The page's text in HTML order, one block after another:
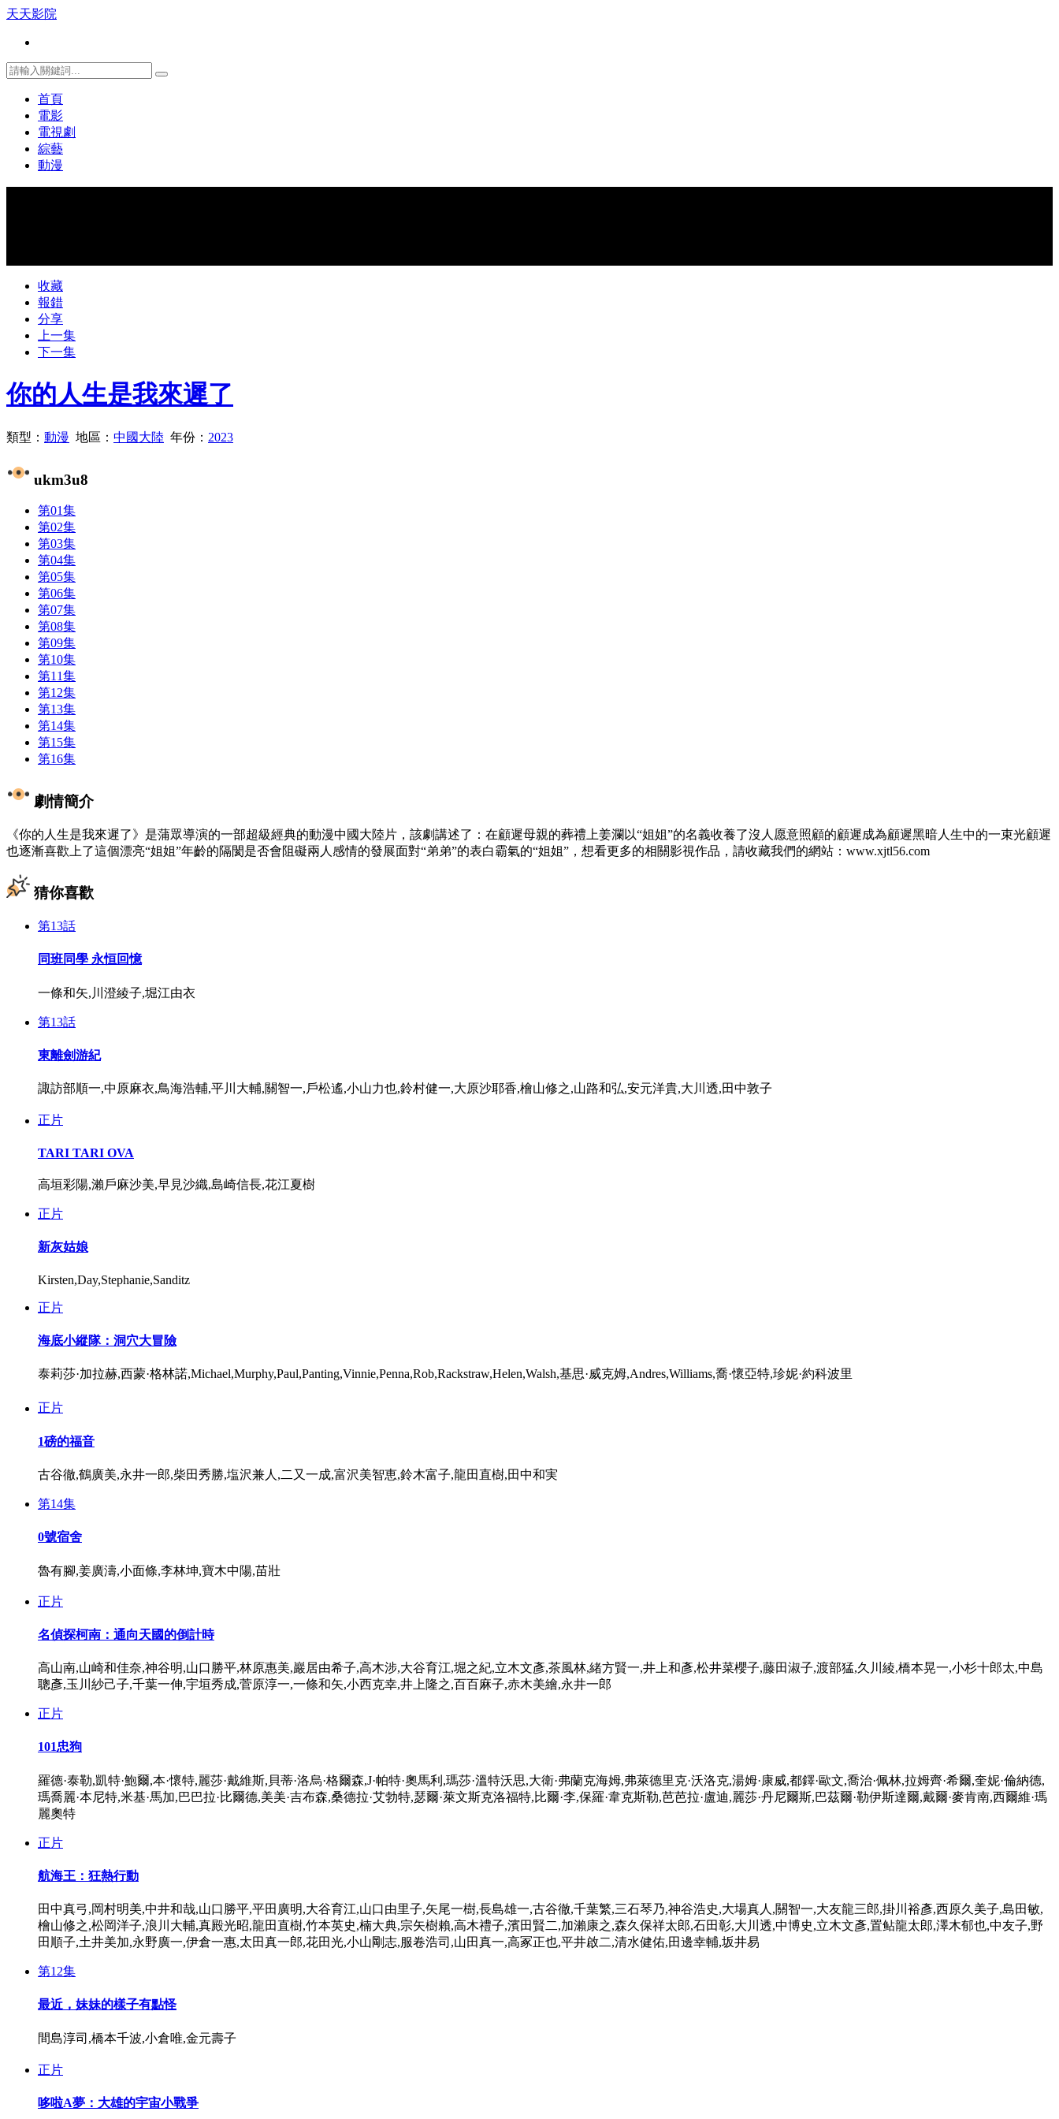
天天影院
首頁
電影
電視劇
綜藝
動漫
收藏
報錯
分享
上一集
下一集
你的人生是我來遲了
類型： 動漫 地區： 中國大陸 年份： 2023
ukm3u8
第01集
第02集
第03集
第04集
第05集
第06集
第07集
第08集
第09集
第10集
第11集
第12集
第13集
第14集
第15集
第16集
劇情簡介
《你的人生是我來遲了》是蒲眾導演的一部超級經典的動漫中國大陸片，該劇講述了：在顧遲母親的葬禮上姜瀾以“姐姐”的名義收養了沒人愿意照顧的顧遲成為顧遲黑暗人生中的一束光顧遲
也逐漸喜歡上了這個漂亮“姐姐”年齡的隔閡是否會阻礙兩人感情的發展面對“弟弟”的表白霸氣的“姐姐”，想看更多的相關影視作品，請收藏我們的網站：www.xjtl56.com
猜你喜歡
第13話
同班同學 永恒回憶
一條和矢,川澄綾子,堀江由衣
第13話
東離劍游紀
諏訪部順一,中原麻衣,鳥海浩輔,平川大輔,關智一,戶松遙,小山力也,鈴村健一,大原沙耶香,檜山修之,山路和弘,安元洋貴,大川透,田中敦子
正片
TARI TARI OVA
高垣彩陽,瀨戶麻沙美,早見沙織,島崎信長,花江夏樹
正片
新灰姑娘
Kirsten,Day,Stephanie,Sanditz
正片
海底小縱隊：洞穴大冒險
泰莉莎·加拉赫,西蒙·格林諾,Michael,Murphy,Paul,Panting,Vinnie,Penna,Rob,Rackstraw,Helen,Walsh,基思·威克姆,Andres,Williams,喬·懷亞特,珍妮·約科波里
正片
1磅的福音
古谷徹,鶴廣美,永井一郎,柴田秀勝,塩沢兼人,二又一成,富沢美智恵,鈴木富子,龍田直樹,田中和実
第14集
0號宿舍
魯有腳,姜廣濤,小面條,李林坤,寶木中陽,苗壯
正片
名偵探柯南：通向天國的倒計時
高山南,山崎和佳奈,神谷明,山口勝平,林原惠美,巖居由希子,高木涉,大谷育江,堀之紀,立木文彥,茶風林,緒方賢一,井上和彥,松井菜櫻子,藤田淑子,渡部猛,久川綾,橋本晃一,小杉十郎太,中島
聰彥,玉川紗己子,千葉一伸,宇垣秀成,菅原淳一,一條和矢,小西克幸,井上隆之,百百麻子,赤木美繪,永井一郎
正片
101忠狗
羅德·泰勒,凱特·鮑爾,本·懷特,麗莎·戴維斯,貝蒂·洛烏·格爾森,J·帕特·奧馬利,瑪莎·溫特沃思,大衛·弗蘭克海姆,弗萊德里克·沃洛克,湯姆·康威,都鐸·歐文,喬治·佩林,拉姆齊·希爾,奎妮·倫納德,
瑪喬麗·本尼特,米基·馬加,巴巴拉·比爾德,美美·吉布森,桑德拉·艾勃特,瑟爾·萊文斯克洛福特,比爾·李,保羅·韋克斯勒,芭芭拉·盧迪,麗莎·丹尼爾斯,巴茲爾·勒伊斯達爾,戴爾·麥肯南,西爾維·瑪
麗奧特
正片
航海王：狂熱行動
田中真弓,岡村明美,中井和哉,山口勝平,平田廣明,大谷育江,山口由里子,矢尾一樹,長島雄一,古谷徹,千葉繁,三石琴乃,神谷浩史,大場真人,關智一,大友龍三郎,掛川裕彥,西原久美子,島田敏,
檜山修之,松岡洋子,浪川大輔,真殿光昭,龍田直樹,竹本英史,楠大典,宗矢樹賴,高木禮子,濱田賢二,加瀨康之,森久保祥太郎,石田彰,大川透,中博史,立木文彥,置鲇龍太郎,澤木郁也,中友子,野
田順子,土井美加,永野廣一,伊倉一惠,太田真一郎,花田光,小山剛志,服卷浩司,山田真一,高冢正也,平井啟二,清水健佑,田邊幸輔,坂井易
第12集
最近，妹妹的樣子有點怪
間島淳司,橋本千波,小倉唯,金元壽子
正片
哆啦A夢：大雄的宇宙小戰爭